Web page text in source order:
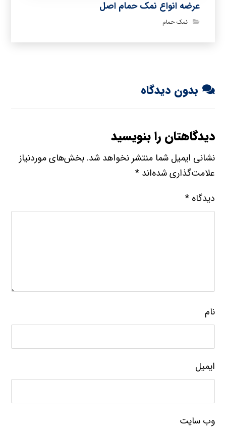
عرضه انواع نمک حمام اصل
نمک حمام
بدون دیدگاه
دیدگاهتان را بنویسید
نشانی ایمیل شما منتشر نخواهد شد. بخش‌های موردنیاز
علامت‌گذاری شده‌اند*
دیدگاه*
نام
ایمیل
وب‌ سایت